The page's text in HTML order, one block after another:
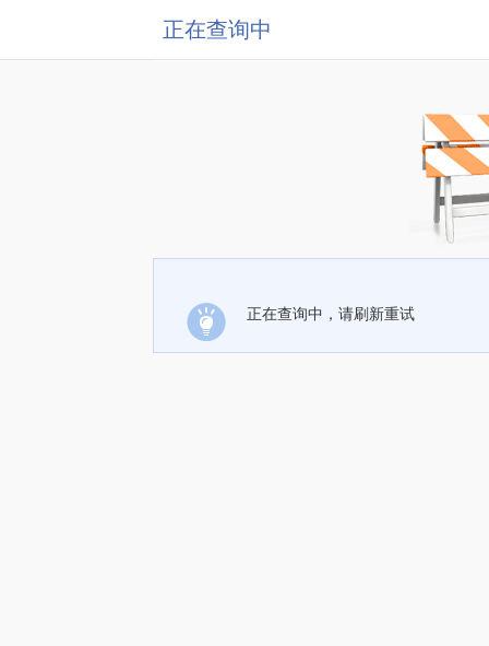
正在查询中
正在查询中，请刷新重试